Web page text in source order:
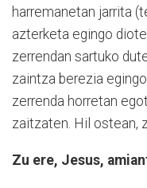
harremanetan jarrita
azterketa egingo
zerrendan sartuko
zaintza berezia
zerrenda horretan
zaitzaten. Hil ostean,
Zu ere, Jesus,